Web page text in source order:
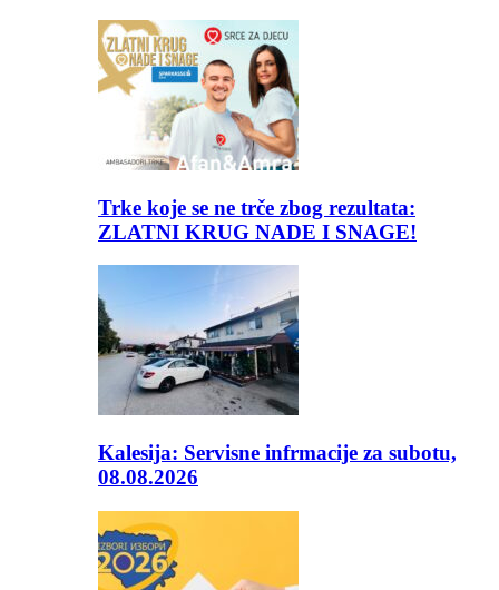
Trke koje se ne trče zbog rezultata:
ZLATNI KRUG NADE I SNAGE!
Kalesija: Servisne infrmacije za subotu,
08.08.2026